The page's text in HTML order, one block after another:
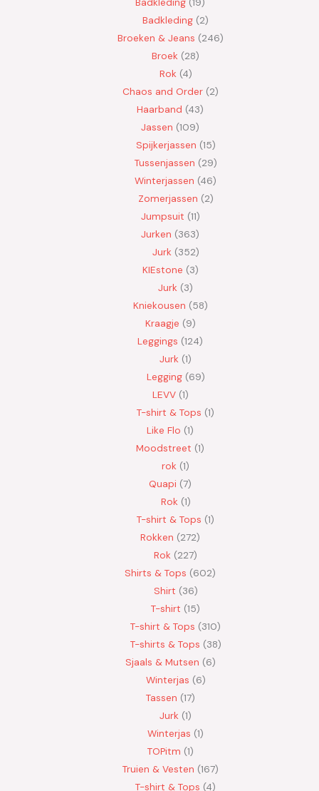
Badkleding 2
Broeken & Jeans 246
Broek 28
Rok 4
Chaos and Order 2
Haarband 43
Jassen 109
Spijkerjassen 15
Tussenjassen 29
Winterjassen 46
Zomerjassen 2
Jumpsuit 11
Jurken 363
Jurk 352
KIEstone 3
Jurk 3
Kniekousen 58
Kraagje 9
Leggings 124
Jurk 1
Legging 69
LEVV 1
T-shirt & Tops 1
Like Flo 1
Moodstreet 1
rok 1
Quapi 7
Rok 1
T-shirt & Tops 1
Rokken 272
Rok 227
Shirts & Tops 602
Shirt 36
T-shirt 15
T-shirt & Tops 310
T-shirts & Tops 38
Sjaals & Mutsen 6
Winterjas 6
Tassen 17
Jurk 1
Winterjas 1
TOPitm 1
Truien & Vesten 167
T-shirt & Tops 4